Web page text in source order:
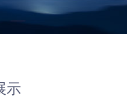
示